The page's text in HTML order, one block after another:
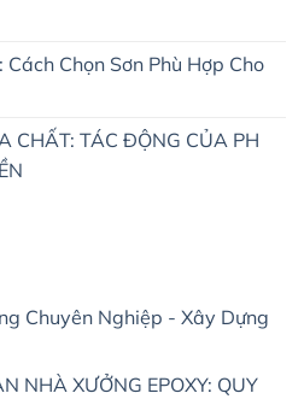
Chọn Sơn Phù Hợp Cho
CHẤT: TÁC ĐỘNG CỦA PH
Chuyên Nghiệp - Xây Dựng
NHÀ XƯỞNG EPOXY: QUY